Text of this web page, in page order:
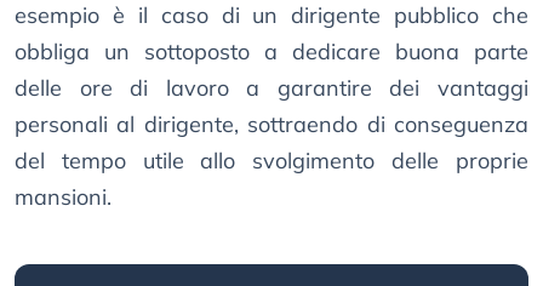
esempio è il caso di un dirigente pubblico che
obbliga un sottoposto a dedicare buona parte
delle ore di lavoro a garantire dei vantaggi
personali al dirigente, sottraendo di conseguenza
del tempo utile allo svolgimento delle proprie
mansioni.